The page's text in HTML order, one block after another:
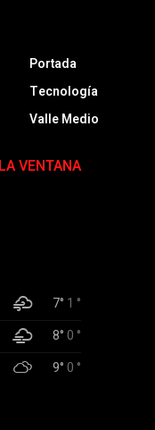
Portada
Tecnología
Valle Medio
VENTANA
7° 1 °
8°0 °
9°0 °